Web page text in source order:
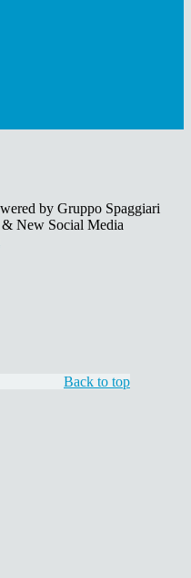
by Gruppo Spaggiari
New Social Media
Back to top